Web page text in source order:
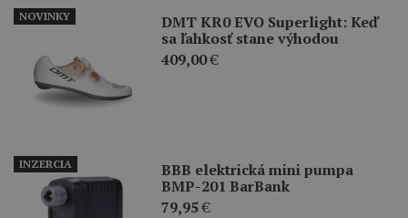
DMT KR0 EVO Superlight: Keď
sa ľahkosť stane výhodou
409,00€
NOVINKY
BBB elektrická mini pumpa
BMP-201 BarBank
79,95€
INZERCIA